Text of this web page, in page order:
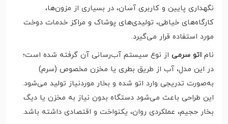
نگهداری پایین و کاربری آسان، در بسیاری از مزون‌ها،
کارگاه‌های خیاطی، تولیدی‌های پوشاک و مراکز خدمات دوخت
مورد استفاده قرار می‌گیرد.
نام اتو سرمی از نوع سیستم آب‌رسانی آن گرفته شده است؛
در این مدل، آب از طریق بطری یا مخزن مخصوص (سرم)
به‌صورت تدریجی وارد اتو شده و بخار موردنیاز تولید می‌شود.
این طراحی باعث می‌شود دستگاه بدون نیاز به مخزن یا دیگ
بخار حجیم، عملکردی روان، یکنواخت و اقتصادی داشته باشد.